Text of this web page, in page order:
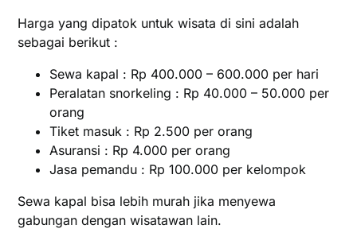
Harga yang dipatok untuk wisata di sini adalah
sebagai berikut :
Sewa kapal : Rp 400.000 – 600.000 per hari
Peralatan snorkeling : Rp 40.000 – 50.000 per
orang
Tiket masuk : Rp 2.500 per orang
Asuransi : Rp 4.000 per orang
Jasa pemandu : Rp 100.000 per kelompok
Sewa kapal bisa lebih murah jika menyewa
gabungan dengan wisatawan lain.